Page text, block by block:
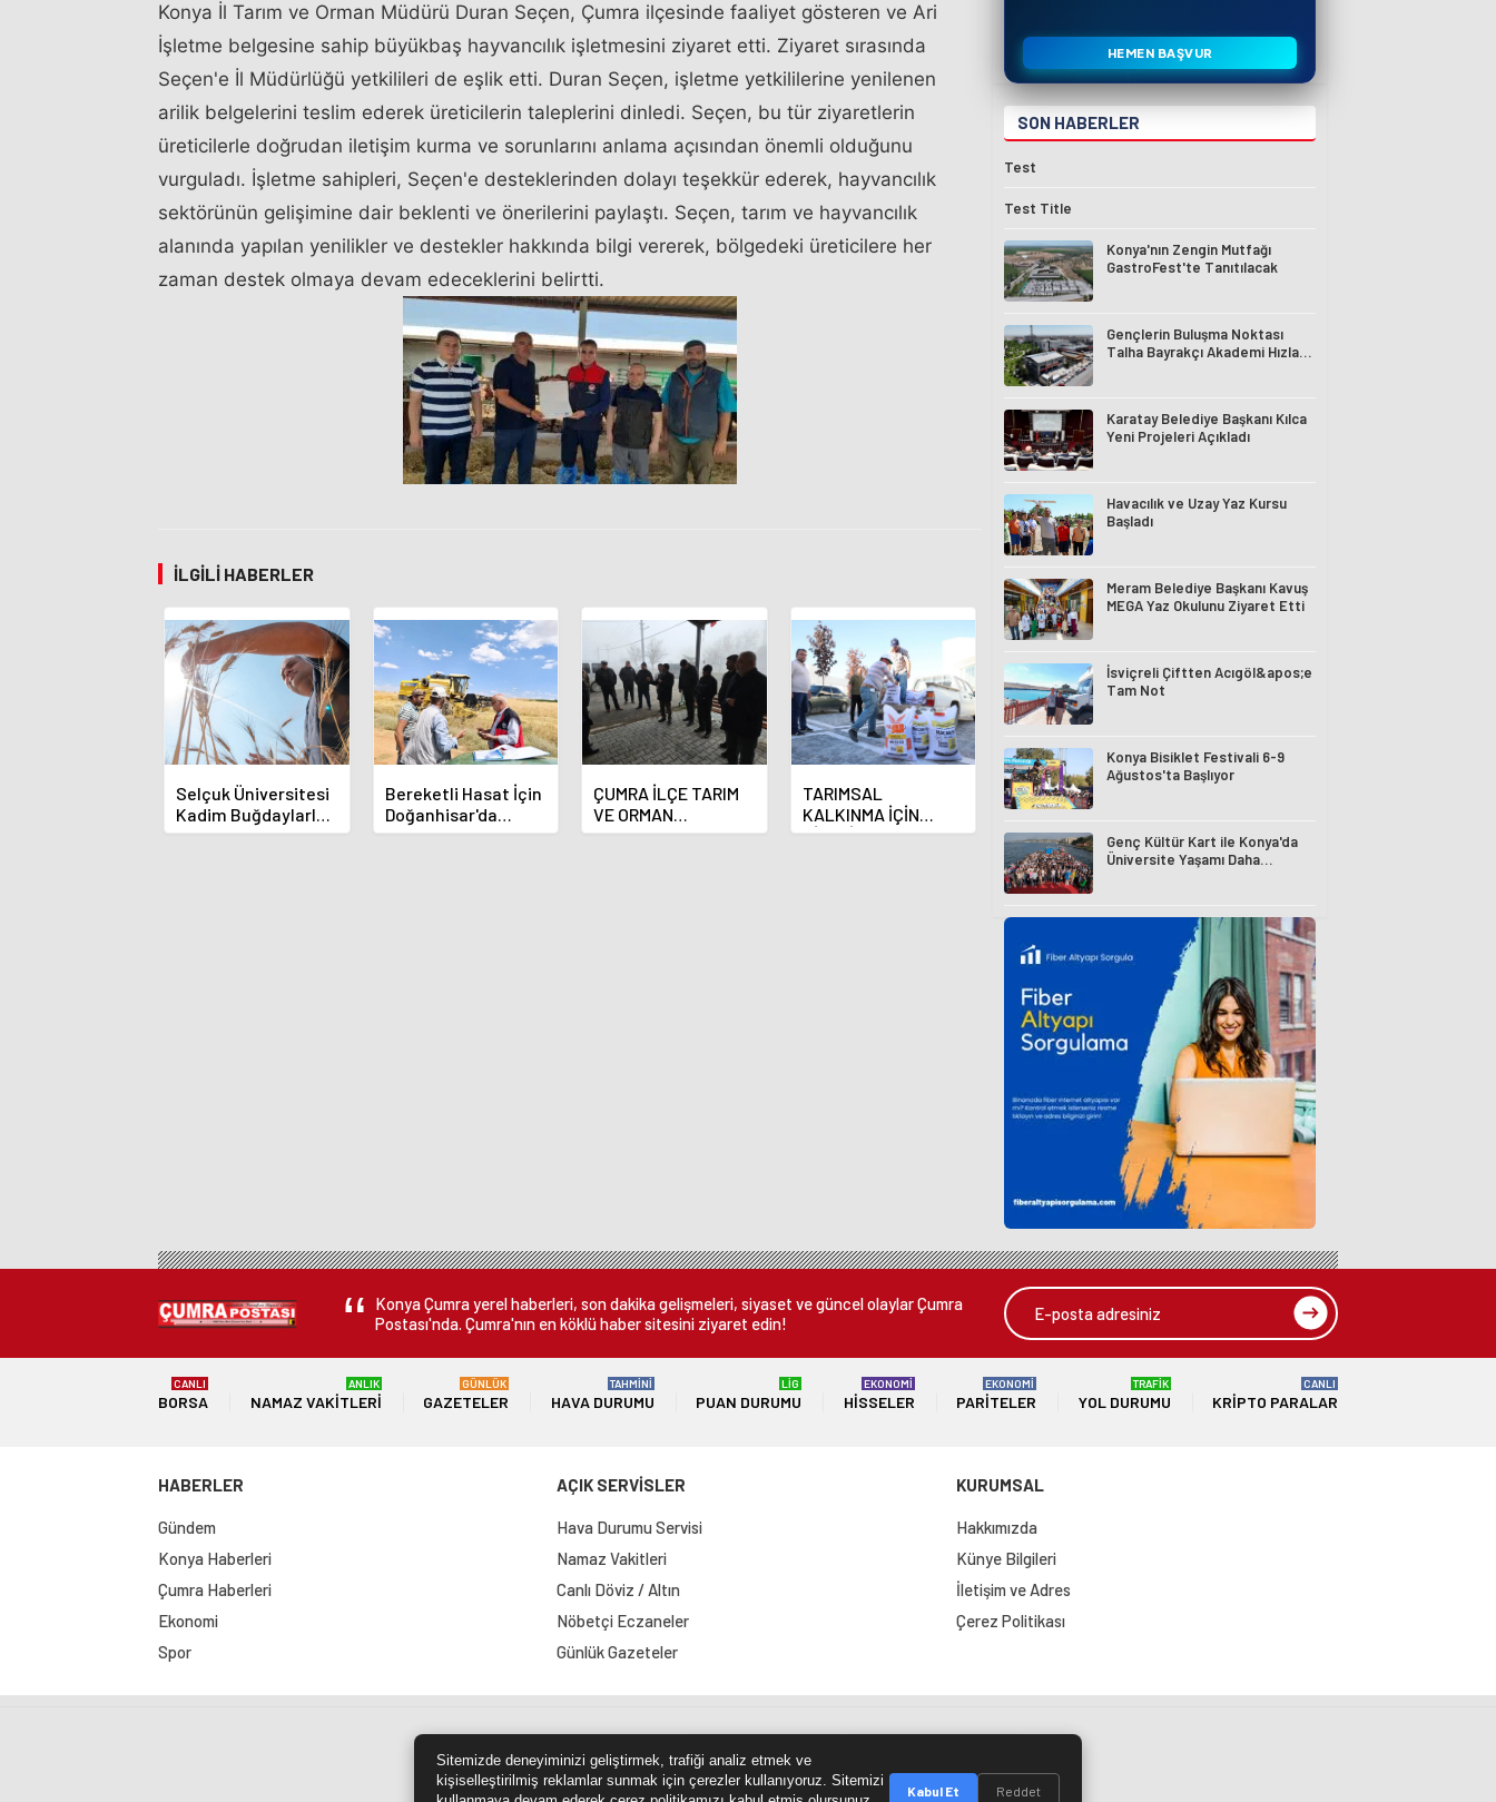
Konya İl Tarım ve Orman Müdürü Duran Seçen, Çumra ilçesinde faaliyet gösteren ve Ari
İşletme belgesine sahip büyükbaş hayvancılık işletmesini ziyaret etti. Ziyaret sırasında
Seçen'e İl Müdürlüğü yetkilileri de eşlik etti. Duran Seçen, işletme yetkililerine yenilenen
arilik belgelerini teslim ederek üreticilerin taleplerini dinledi. Seçen, bu tür ziyaretlerin
üreticilerle doğrudan iletişim kurma ve sorunlarını anlama açısından önemli olduğunu
vurguladı. İşletme sahipleri, Seçen'e desteklerinden dolayı teşekkür ederek, hayvancılık
sektörünün gelişimine dair beklenti ve önerilerini paylaştı. Seçen, tarım ve hayvancılık
alanında yapılan yenilikler ve destekler hakkında bilgi vererek, bölgedeki üreticilere her
zaman destek olmaya devam edeceklerini belirtti.
İLGILI HABERLER
Selçuk Üniversitesi
Kadim Buğdaylarla
Geleceğin Tarımına
Bereketli Hasat İçin
Doğanhisar'da
Biçerdöver
ÇUMRA İLÇE TARIM
VE ORMAN
MÜDÜRLÜĞÜ,
TARIMSAL
KALKINMA İÇİN
ÇİFTÇİYE 808
HEMEN BAŞVUR
SON HABERLER
Test
Test Title
Konya'nın Zengin Mutfağı
GastroFest'te Tanıtılacak
Gençlerin Buluşma Noktası
Talha Bayrakçı Akademi Hızla
Karatay Belediye Başkanı Kılca
Yeni Projeleri Açıkladı
Havacılık ve Uzay Yaz Kursu
Başladı
Meram Belediye Başkanı Kavuş
MEGA Yaz Okulunu Ziyaret Etti
İsviçreli Çiftten Acıgöl&apos;e
Tam Not
Konya Bisiklet Festivali 6-9
Ağustos'ta Başlıyor
Genç Kültür Kart ile Konya'da
Üniversite Yaşamı Daha
Konya Çumra yerel haberleri, son dakika gelişmeleri, siyaset ve güncel olaylar Çumra
Postası'nda. Çumra'nın en köklü haber sitesini ziyaret edin!
BORSA
CANLI
NAMAZ VAKITLERI
ANLIK
GAZETELER
GÜNLÜK
HAVA DURUMU
TAHMİNİ
PUAN DURUMU
LİG
HISSELER
EKONOMİ
PARITELER
EKONOMİ
YOL DURUMU
TRAFİK
KRIPTO PARALAR
CANLI
HABERLER
Gündem
Konya Haberleri
Çumra Haberleri
Ekonomi
Spor
AÇIK SERVİSLER
Hava Durumu Servisi
Namaz Vakitleri
Canlı Döviz / Altın
Nöbetçi Eczaneler
Günlük Gazeteler
KURUMSAL
Hakkımızda
Künye Bilgileri
İletişim ve Adres
Çerez Politikası
Site Haritası RSS Kaynağı Çumra Postası
Sitemizde deneyiminizi geliştirmek, trafiği analiz etmek ve
kişiselleştirilmiş reklamlar sunmak için çerezler kullanıyoruz. Sitemizi
Kabul Et Reddet